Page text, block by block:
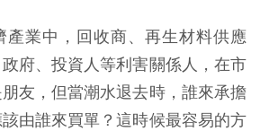
業中，回收商、再生材料供應
府、投資人等利害關係人，在市
友，但當潮水退去時，誰來承擔
由誰來買單？這時候最容易的方